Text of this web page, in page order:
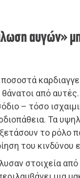
αυγών»
από αυτές.
– τόσο
Τα
το ρόλο
του κινδύνου
στοιχεία